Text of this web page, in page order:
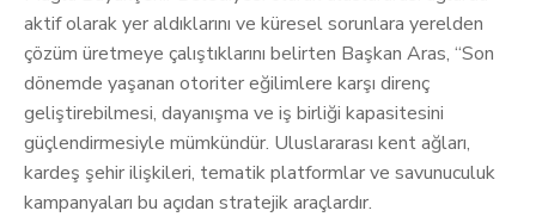
aktif olarak yer aldıklarını ve küresel sorunlara yerelden
çözüm üretmeye çalıştıklarını belirten Başkan Aras, “Son
dönemde yaşanan otoriter eğilimlere karşı direnç
geliştirebilmesi, dayanışma ve iş birliği kapasitesini
güçlendirmesiyle mümkündür. Uluslararası kent ağları,
kardeş şehir ilişkileri, tematik platformlar ve savunuculuk
kampanyaları bu açıdan stratejik araçlardır.